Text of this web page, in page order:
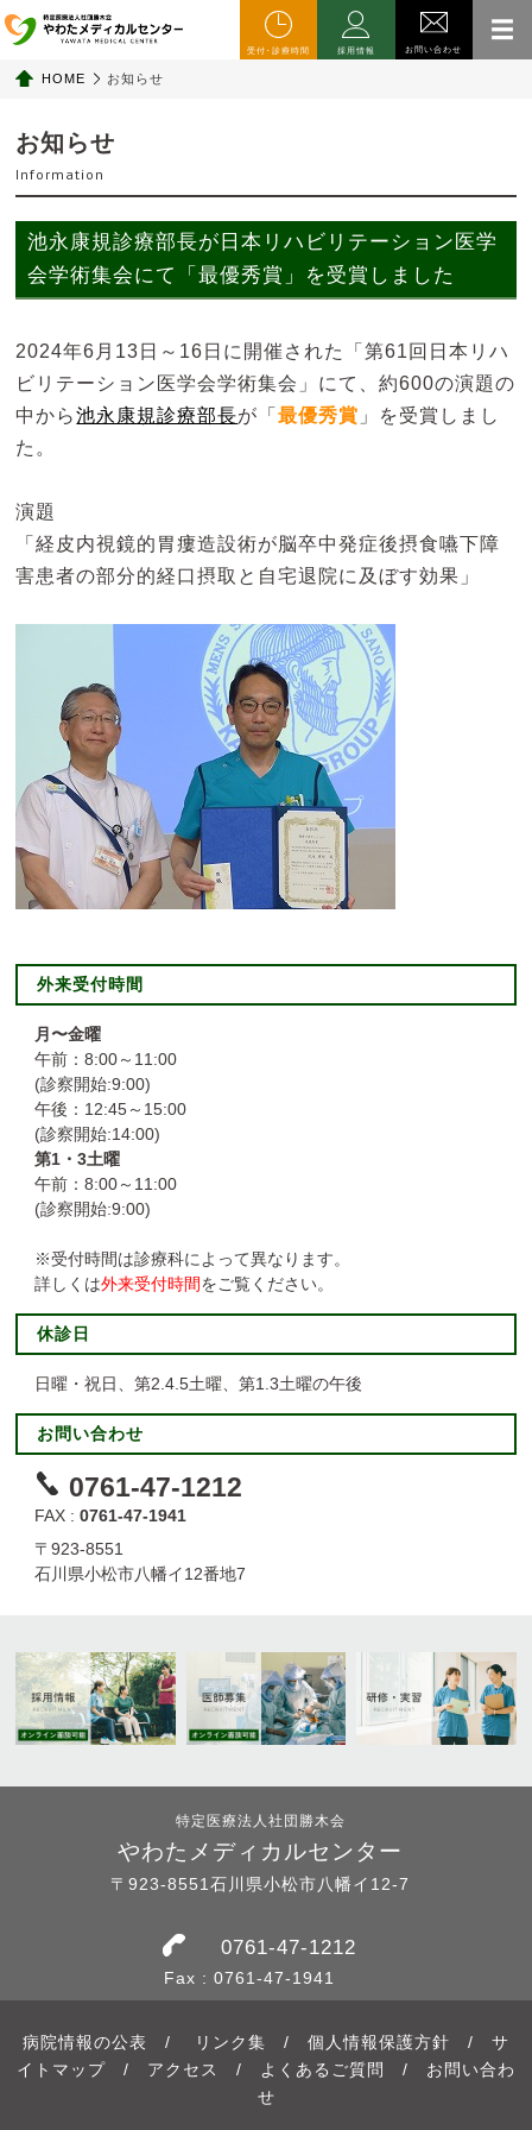
受付･診療時間 採用情報 お問い合わせ
HOME お知らせ
お知らせ
Information
池永康規診療部長が日本リハビリテーション医学
会学術集会にて「最優秀賞」を受賞しました
2024年6月13日～16日に開催された「第61回日本リハ
ビリテーション医学会学術集会」にて、約600の演題の
中から池永康規診療部長が「最優秀賞 」を受賞しまし
た。
演題
「経皮内視鏡的胃瘻造設術が脳卒中発症後摂食嚥下障
害患者の部分的経口摂取と自宅退院に及ぼす効果」
外来受付時間
月〜金曜
午前：8:00～11:00
(診察開始:9:00)
午後：12:45～15:00
(診察開始:14:00)
第1・3土曜
午前：8:00～11:00
(診察開始:9:00)
※受付時間は診療科によって異なります。
詳しくは外来受付時間をご覧ください。
休診日
日曜・祝日、第2.4.5土曜、第1.3土曜の午後
お問い合わせ
0761-47-1212
FAX :0761-47-1941
〒923-8551
石川県小松市八幡イ12番地7
特定医療法人社団勝木会
やわたメディカルセンター
〒923-8551石川県小松市八幡イ12-7
0761-47-1212
Fax : 0761-47-1941
病院情報の公表 / リンク集 / 個人情報保護方針 / サ
イトマップ / アクセス / よくあるご質問 / お問い合わ
せ